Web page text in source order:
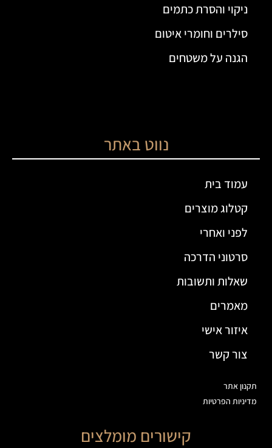
ניקוי והסרת כתמים
סילרים וחומרי איטום
הגנה על משטחים
נווט באתר
עמוד בית
קטלוג מוצרים
לפני ואחרי
סרטוני הדרכה
שאלות ותשובות
מאמרים
איזור אישי
צור קשר
תקנון אתר
מדיניות הפרטיות
קישורים מומלצים